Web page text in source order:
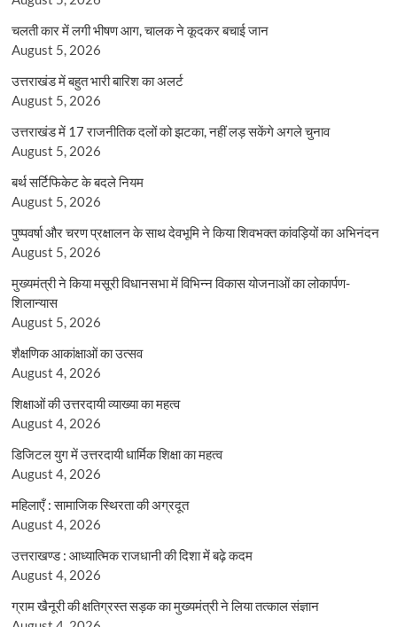
चलती कार में लगी भीषण आग, चालक ने कूदकर बचाई जान
August 5, 2026
उत्तराखंड में बहुत भारी बारिश का अलर्ट
August 5, 2026
उत्तराखंड में 17 राजनीतिक दलों को झटका, नहीं लड़ सकेंगे अगले चुनाव
August 5, 2026
बर्थ सर्टिफिकेट के बदले नियम
August 5, 2026
पुष्पवर्षा और चरण प्रक्षालन के साथ देवभूमि ने किया शिवभक्त कांवड़ियों का अभिनंदन
August 5, 2026
मुख्यमंत्री ने किया मसूरी विधानसभा में विभिन्न विकास योजनाओं का लोकार्पण-
शिलान्यास
August 5, 2026
शैक्षणिक आकांक्षाओं का उत्सव
August 4, 2026
शिक्षाओं की उत्तरदायी व्याख्या का महत्व
August 4, 2026
डिजिटल युग में उत्तरदायी धार्मिक शिक्षा का महत्व
August 4, 2026
महिलाएँ : सामाजिक स्थिरता की अग्रदूत
August 4, 2026
उत्तराखण्ड : आध्यात्मिक राजधानी की दिशा में बढ़े कदम
August 4, 2026
ग्राम खैनूरी की क्षतिग्रस्त सड़क का मुख्यमंत्री ने लिया तत्काल संज्ञान